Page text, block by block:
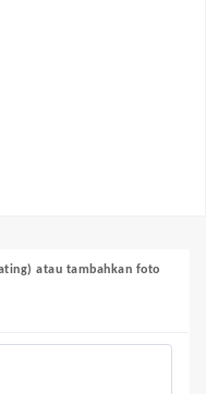
atau tambahkan foto